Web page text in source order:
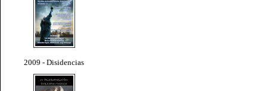
2009 - Disidencias